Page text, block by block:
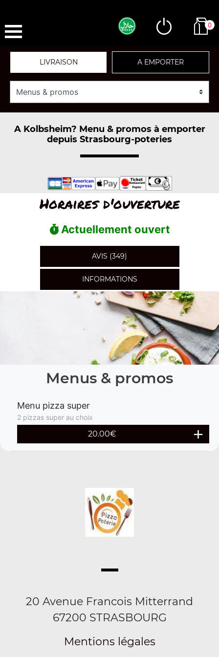
0
LIVRAISON A EMPORTER
A Kolbsheim? Menu & promos à emporter
depuis Strasbourg-poteries
Horaires d'ouverture
Actuellement ouvert
AVIS (349)
INFORMATIONS
Menus & promos
Menu pizza super
2 pizzas super au choix
20.00€
20 Avenue Francois Mitterrand
67200 STRASBOURG
Mentions légales